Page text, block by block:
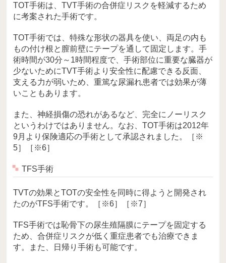
TOT手術は、TVT手術の合併症リスクを軽減するため
に考案された手術です。
TOT手術では、特殊な形状の器具を使い、両足の内も
もの付け根と膣前壁にテープを通して固定します。手
術時間が30分～1時間程度で、手術部位に重要な臓器が
少ないためにTVT手術より安全性に配慮できる反面、
支える力が弱いため、重篤な尿漏れ患者では効果が薄
いこともあります。
また、神経損傷の恐れがあるなど、完全にノーリスク
というわけではありません。なお、TOT手術は2012年
9月より保険適応の手術として承認されました。［※
5］［※6］
TFS手術
TVTの効果とTOTの安全性を同時に得ようと開発され
たのがTFS手術です。［※6］［※7］
TFS手術では恥骨下の尿生殖隔膜にテープを固定する
ため、合併症リスクが低く重症患者でも治療できま
す。また、日帰り手術も可能です。